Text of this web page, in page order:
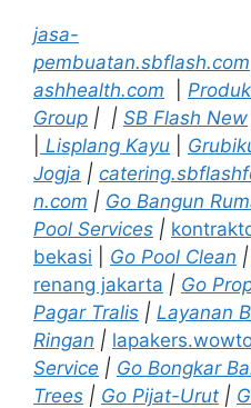
jasa-
pembuatan.sbflash.com
ashhealth.com
Group | | SB Flash New
Lisplang Kayu
Jogja |
n.com | Go Bangun
Pool Services |
bekasi
Go Pool Clean |
renang jakarta | Go
Pagar Tralis | Layanan
Ringan |
Service | Go Bongkar
Trees | Go Pijat-Urut |